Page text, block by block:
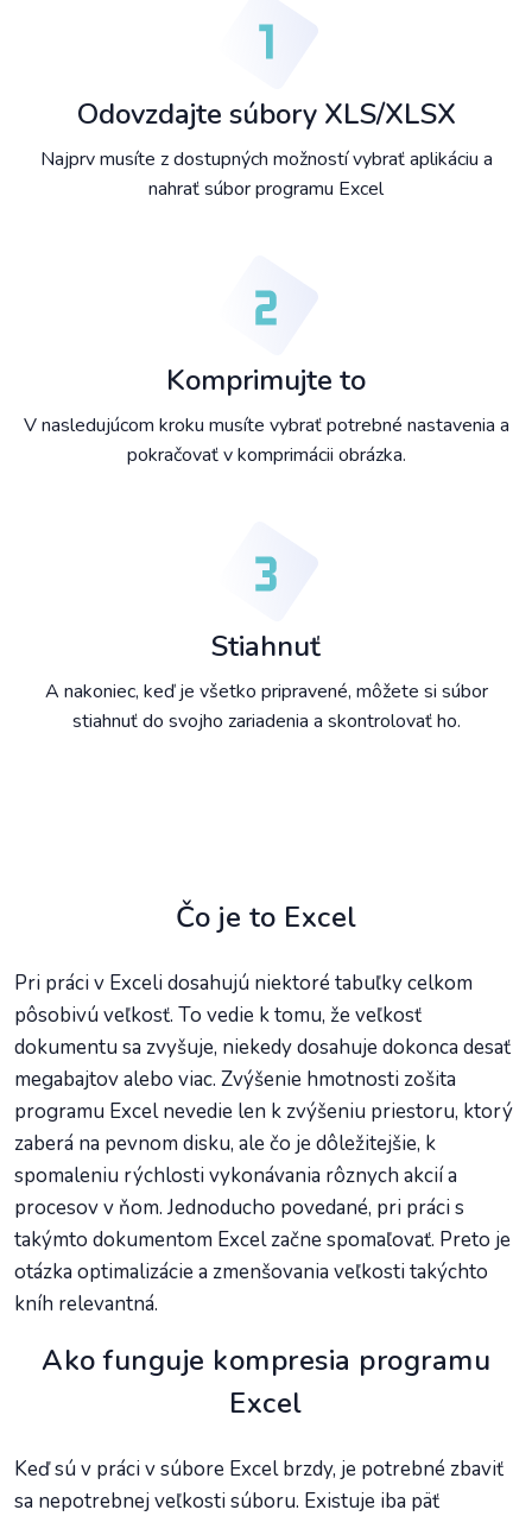
Odovzdajte súbory XLS/XLSX
Najprv musíte z dostupných možností vybrať aplikáciu a
nahrať súbor programu Excel
Komprimujte to
V nasledujúcom kroku musíte vybrať potrebné nastavenia a
pokračovať v komprimácii obrázka.
Stiahnuť
A nakoniec, keď je všetko pripravené, môžete si súbor
stiahnuť do svojho zariadenia a skontrolovať ho.
Čo je to Excel
Pri práci v Exceli dosahujú niektoré tabuľky celkom
pôsobivú veľkosť. To vedie k tomu, že veľkosť
dokumentu sa zvyšuje, niekedy dosahuje dokonca desať
megabajtov alebo viac. Zvýšenie hmotnosti zošita
programu Excel nevedie len k zvýšeniu priestoru, ktorý
zaberá na pevnom disku, ale čo je dôležitejšie, k
spomaleniu rýchlosti vykonávania rôznych akcií a
procesov v ňom. Jednoducho povedané, pri práci s
takýmto dokumentom Excel začne spomaľovať. Preto je
otázka optimalizácie a zmenšovania veľkosti takýchto
kníh relevantná.
Ako funguje kompresia programu
Excel
Keď sú v práci v súbore Excel brzdy, je potrebné zbaviť
sa nepotrebnej veľkosti súboru. Existuje iba päť